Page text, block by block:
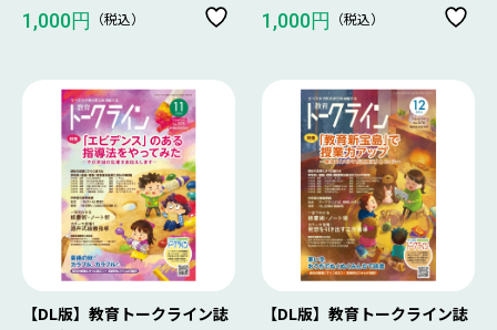
1,000円 （税込） 1,000円 （税込）
【DL版】教育トークライン誌
【DL版】教育トークライン誌